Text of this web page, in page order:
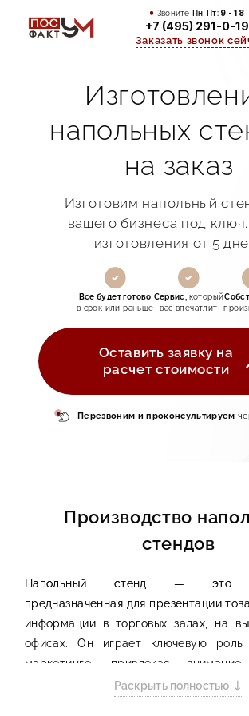
Звоните Пн-Пт: 9 - 18
+7 (495) 291-0-
Заказать звонок
УСЛУГИ
ПОРТФОЛИО
О КОМПАНИИ
КОНТАКТЫ
напольных
на заказ
Изготовим напольный
вашего бизнеса под
изготовления от 5
Все будет готово
в срок или раньше
Сервис, который
вас впечатлит
Оставить заявку на
расчет стоимости
Перезвоним и проконсультируем
Производство
стендов
Напольный стенд — это
предназначенная для презентации
информации в торговых залах, на
офисах. Он играет ключевую роль
маркетинге, привлекая
продукции и формируя первое
Раскрыть полностью